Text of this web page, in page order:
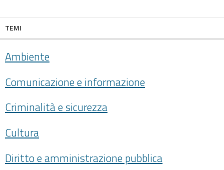
TEMI
Ambiente
Comunicazione e informazione
Criminalità e sicurezza
Cultura
Diritto e amministrazione pubblica